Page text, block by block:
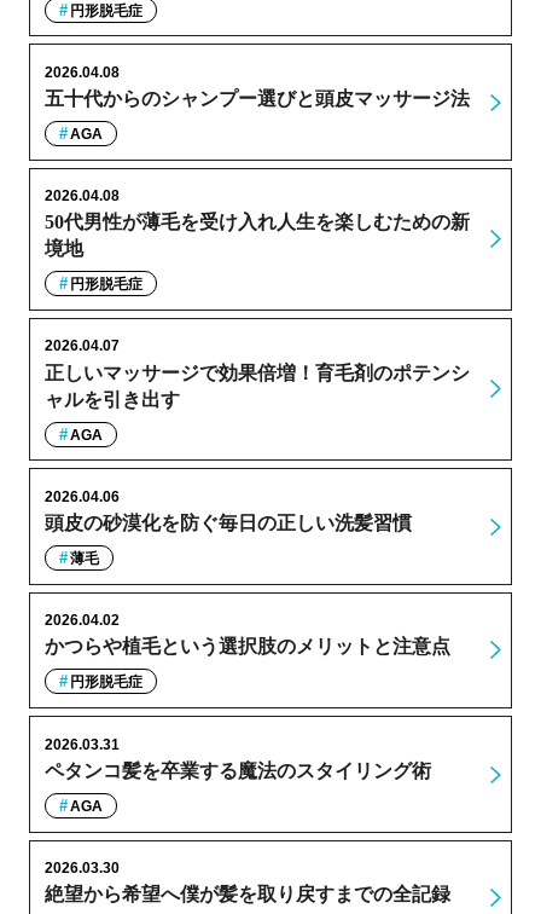
円形脱毛症
五十代からのシャンプー選びと頭皮マッサージ法
2026.04.08
AGA
50代男性が薄毛を受け入れ人生を楽しむための新
境地
2026.04.08
円形脱毛症
正しいマッサージで効果倍増！育毛剤のポテンシ
ャルを引き出す
2026.04.07
AGA
頭皮の砂漠化を防ぐ毎日の正しい洗髪習慣
2026.04.06
薄毛
かつらや植毛という選択肢のメリットと注意点
2026.04.02
円形脱毛症
ペタンコ髪を卒業する魔法のスタイリング術
2026.03.31
AGA
絶望から希望へ僕が髪を取り戻すまでの全記録
2026.03.30